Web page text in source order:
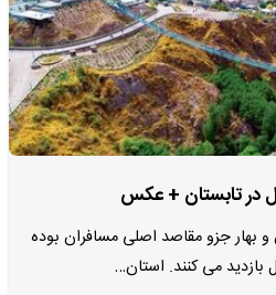
در تابستان + عکس
و بهار جزو مقاصد اصلی مسافران بوده
بازدید می کنند. استان…